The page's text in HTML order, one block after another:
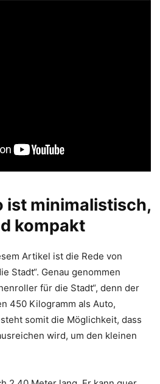
ist minimalistisch,
kompakt
Artikel ist die Rede von
Stadt“. Genau genommen
für die Stadt“, denn der
450 Kilogramm als Auto,
somit die Möglichkeit, dass
wird, um den kleinen